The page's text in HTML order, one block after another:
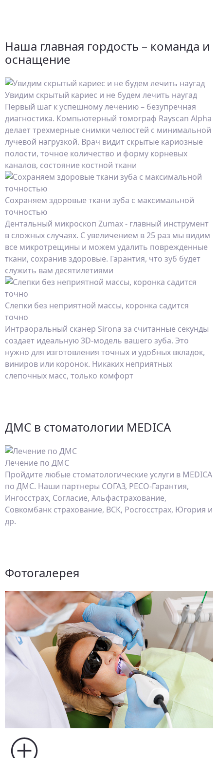
Наша главная гордость – команда и
оснащение
Увидим скрытый кариес и не будем лечить наугад
Первый шаг к успешному лечению – безупречная
диагностика. Компьютерный томограф Rayscan Alpha
делает трехмерные снимки челюстей с минимальной
лучевой нагрузкой. Врач видит скрытые кариозные
полости, точное количество и форму корневых
каналов, состояние костной ткани
Сохраняем здоровые ткани зуба с максимальной
точностью
Дентальный микроскоп Zumax - главный инструмент
в сложных случаях. С увеличением в 25 раз мы видим
все микротрещины и можем удалить поврежденные
ткани, сохранив здоровые. Гарантия, что зуб будет
служить вам десятилетиями
Слепки без неприятной массы, коронка садится
точно
Интраоральный сканер Sirona за считанные секунды
создает идеальную 3D-модель вашего зуба. Это
нужно для изготовления точных и удобных вкладок,
виниров или коронок. Никаких неприятных
слепочных масс, только комфорт
ДМС в стоматологии MEDICA
Лечение по ДМС
Пройдите любые стоматологические услуги в MEDICA
по ДМС. Наши партнеры СОГАЗ, РЕСО-Гарантия,
Ингосстрах, Согласие, Альфастрахование,
Совкомбанк страхование, ВСК, Росгосстрах, Югория и
др.
Фотогалерея